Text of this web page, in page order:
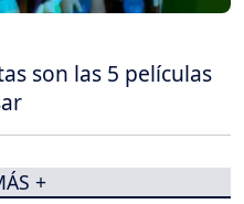
son las 5 películas
+